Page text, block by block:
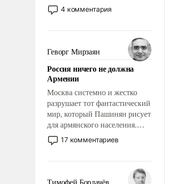
США потребуется более трех
лет. Даже небольшая война с
Сложившаяся ситуация
означает многолетний период
уязвимости США, например,
перед Китаем.
4 комментария
Геворг Мирзаян
Россия ничего не должна
Армении
Москва системно и жестко
разрушает тот фантастический
мир, который Пашинян рисует
для армянского населения.
Мир, где политические
прожекты будут безусловно
налогоплательщиков и где
17 комментариев
Тимофей Бордачёв